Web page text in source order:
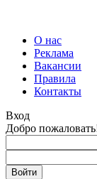
О нас
Реклама
Вакансии
Правила
Контакты
Вход
Добро